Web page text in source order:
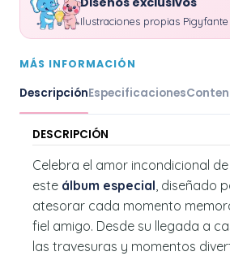
Ilustraciones propias Pigyfante
MÁS INFORMACIÓN
DescripciónEspecificaciones
DESCRIPCIÓN
Celebra el amor incondicional
este álbum especial, diseñado
atesorar cada momento
fiel amigo. Desde su llegada a
las travesuras y momentos